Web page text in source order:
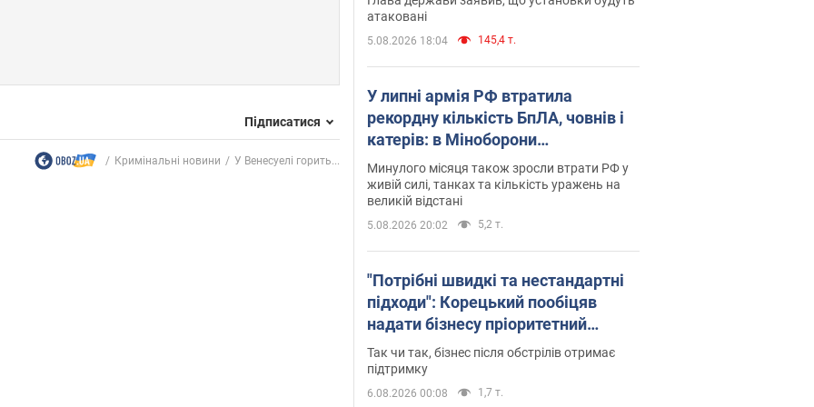
Підписатися
Кримінальні новини У Венесуелі горить...
атаковані
5.08.2026 18:04 145,4 т.
У липні армія РФ втратила
рекордну кількість БпЛА, човнів і
катерів: в Міноборони
оприлюднили статистику
Минулого місяця також зросли втрати РФ у
живій силі, танках та кількість уражень на
великій відстані
5.08.2026 20:02 5,2 т.
"Потрібні швидкі та нестандартні
підходи": Корецький пообіцяв
надати бізнесу пріоритетний
доступ до наявних складських
приміщень
Так чи так, бізнес після обстрілів отримає
підтримку
6.08.2026 00:08 1,7 т.